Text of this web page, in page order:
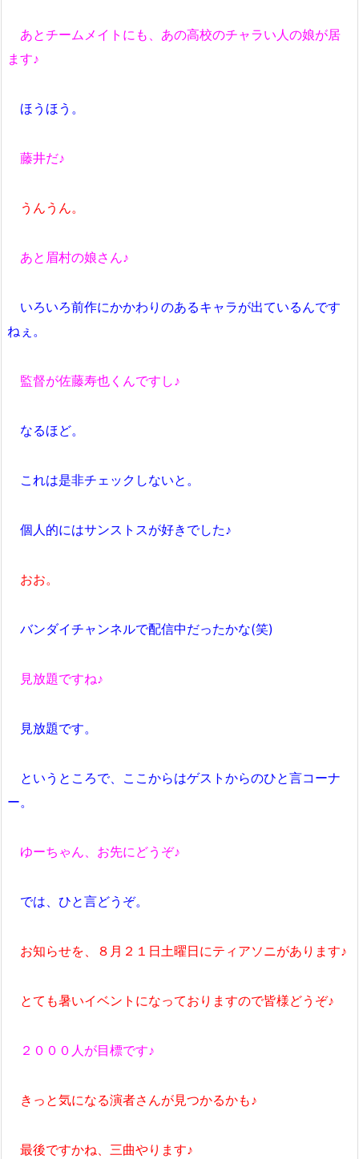
あとチームメイトにも、あの高校のチャラい人の娘が居
ます♪
ほうほう。
藤井だ♪
うんうん。
あと眉村の娘さん♪
いろいろ前作にかかわりのあるキャラが出ているんです
ねぇ。
監督が佐藤寿也くんですし♪
なるほど。
これは是非チェックしないと。
個人的にはサンストスが好きでした♪
おお。
バンダイチャンネルで配信中だったかな(笑)
見放題ですね♪
見放題です。
というところで、ここからはゲストからのひと言コーナ
ー。
ゆーちゃん、お先にどうぞ♪
では、ひと言どうぞ。
お知らせを、８月２１日土曜日にティアソニがあります♪
とても暑いイベントになっておりますので皆様どうぞ♪
２０００人が目標です♪
きっと気になる演者さんが見つかるかも♪
最後ですかね、三曲やります♪